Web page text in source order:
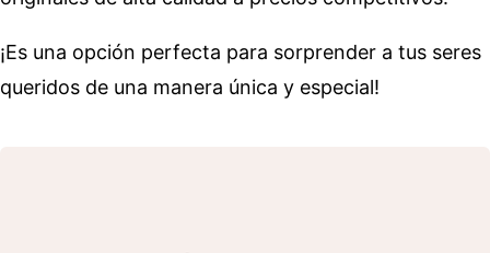
¡Es una opción perfecta para sorprender a tus seres
queridos de una manera única y especial!